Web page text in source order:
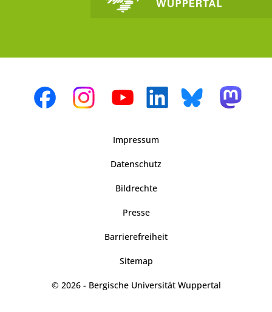
Impressum
Datenschutz
Bildrechte
Presse
Barrierefreiheit
Sitemap
© 2026 - Bergische Universität Wuppertal